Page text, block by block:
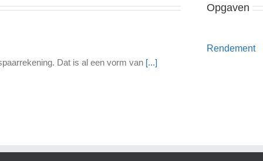
Dat is al een vorm van [...]
Opgaven
Rendement